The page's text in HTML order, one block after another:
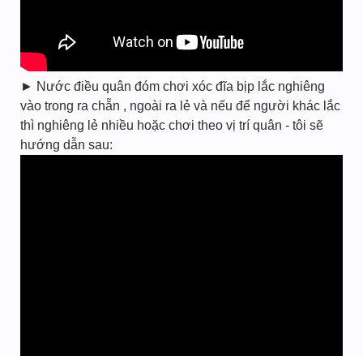
► Nước điều quân đóm chơi xóc đĩa bịp lắc nghiêng
vào trong ra chẵn , ngoài ra lẻ và nếu để người khác lắc
thì nghiêng lẻ nhiều hoặc chơi theo vị trí quân - tôi sẽ
hướng dẫn sau: